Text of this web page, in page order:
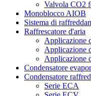
Valvola CO2
Monoblocco AIOB
Sistema di
Raffrescatore d'aria
Applicazione
Applicazione
Applicazione
Condensatore
Condensatore
Serie ECA